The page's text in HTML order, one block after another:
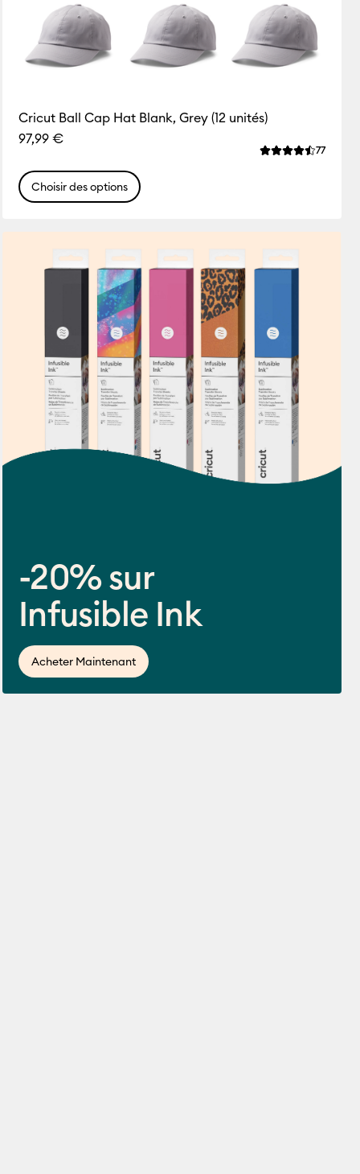
de ce produit est 4.5 sur 5.
Cricut Ball Cap Hat Blank, Grey (12 unités)
97,99 €
La note
77
Choisir des options
de ce produit est 4.5 sur 5.
-20% sur
Infusible Ink
Acheter Maintenant